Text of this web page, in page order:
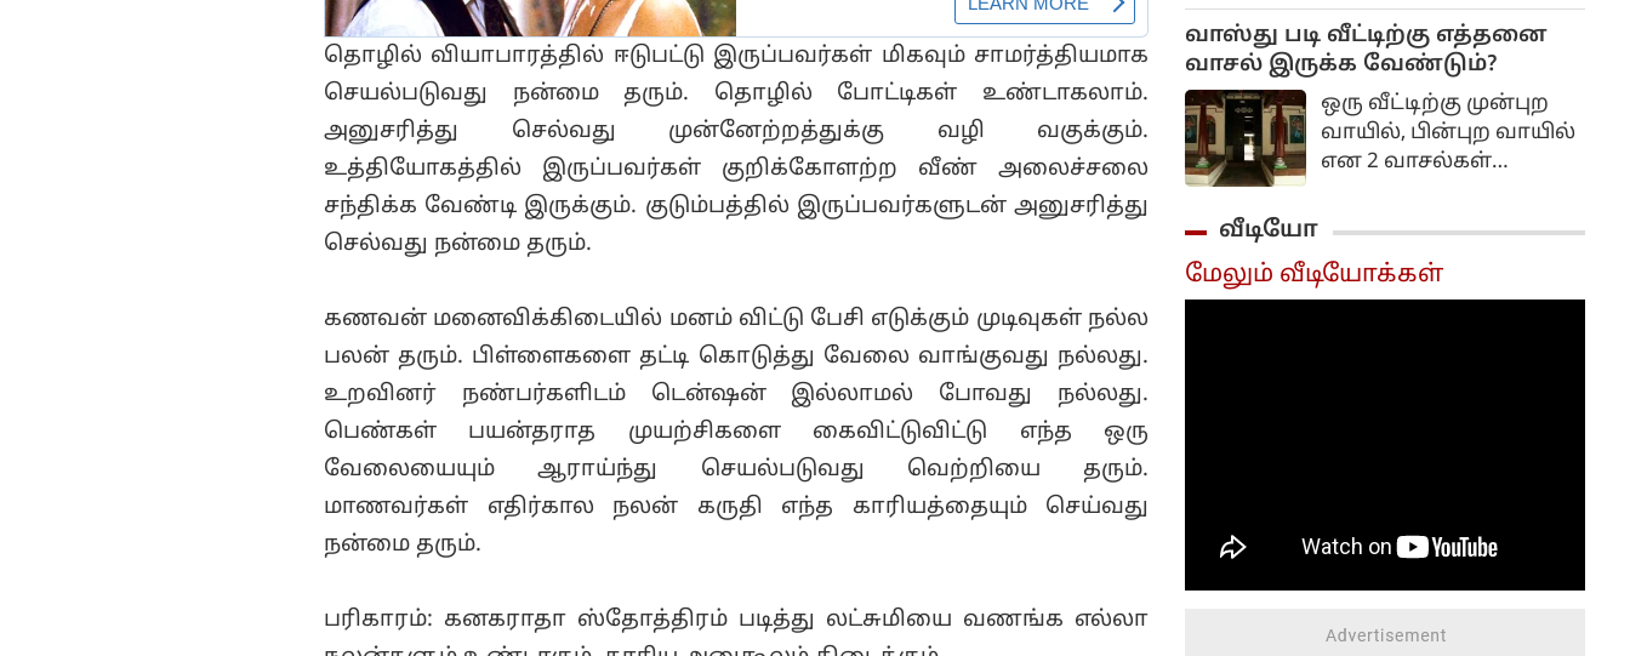
தொழில் வியாபாரத்தில் ஈடுபட்டு இருப்பவர்கள் மிகவும் சாமர்த்தியமாக
செயல்படுவது நன்மை தரும். தொழில் போட்டிகள் உண்டாகலாம்.
அனுசரித்து செல்வது முன்னேற்றத்துக்கு வழி வகுக்கும்.
உத்தியோகத்தில் இருப்பவர்கள் குறிக்கோளற்ற வீண் அலைச்சலை
சந்திக்க வேண்டி இருக்கும். குடும்பத்தில் இருப்பவர்களுடன் அனுசரித்து
செல்வது நன்மை தரும்.
கணவன் மனைவிக்கிடையில் மனம் விட்டு பேசி எடுக்கும் முடிவுகள் நல்ல
பலன் தரும். பிள்ளைகளை தட்டி கொடுத்து வேலை வாங்குவது நல்லது.
உறவினர் நண்பர்களிடம் டென்ஷன் இல்லாமல் போவது நல்லது.
பெண்கள் பயன்தராத முயற்சிகளை கைவிட்டுவிட்டு எந்த ஒரு
வேலையையும் ஆராய்ந்து செயல்படுவது வெற்றியை தரும்.
மாணவர்கள் எதிர்கால நலன் கருதி எந்த காரியத்தையும் செய்வது
நன்மை தரும்.
பரிகாரம்: கனகராதா ஸ்தோத்திரம் படித்து லட்சுமியை வணங்க எல்லா
தேவைப்படும்
உயிர்ப்பாற்றலைக்
கிரகித்து, அதனை
மனிதர்களுக்கு
வழங்கும்
வாஸ்து படி வீட்டிற்கு எத்தனை
வாசல் இருக்க வேண்டும்?
ஒரு வீட்டிற்கு முன்புற
வாயில், பின்புற வாயில்
என 2 வாசல்கள்
உதவுவதால்,
இதுபோன்ற
வீடியோ
மேலும் வீடியோக்கள்